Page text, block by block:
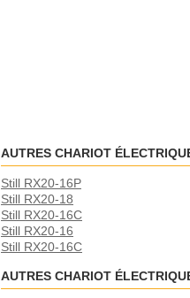
AUTRES CHARIOT
Still RX20-16P
Still RX20-18
Still RX20-16C
Still RX20-16
Still RX20-16C
AUTRES CHARIOT